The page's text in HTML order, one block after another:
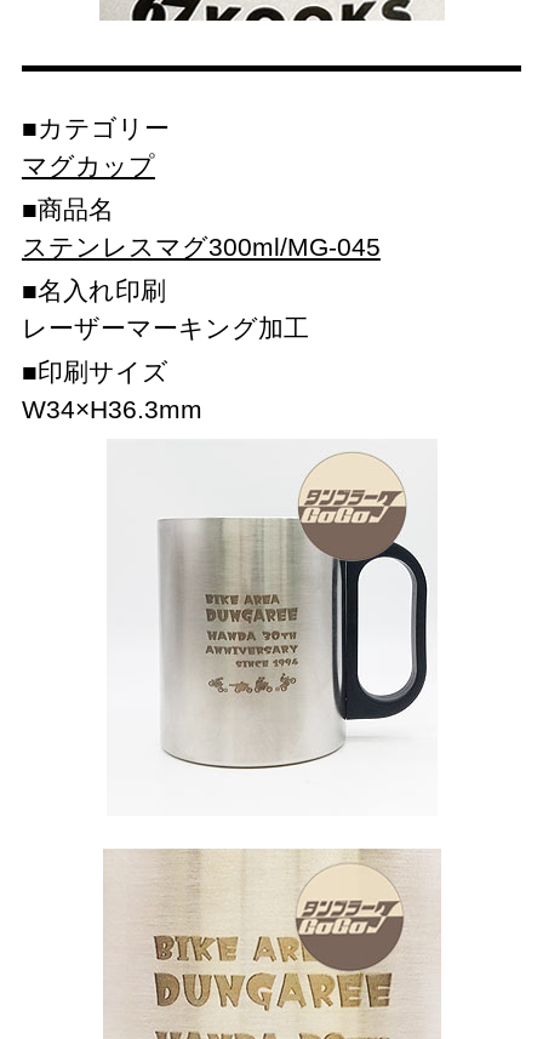
カテゴリー
マグカップ
商品名
ステンレスマグ300ml/MG-045
名入れ印刷
レーザーマーキング加工
印刷サイズ
W34×H36.3mm